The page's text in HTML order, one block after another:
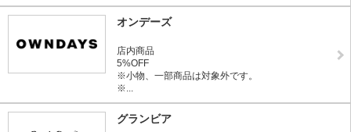
オンデーズ
店内商品
5%OFF
※小物、一部商品は対象外です。
※...
グランビア